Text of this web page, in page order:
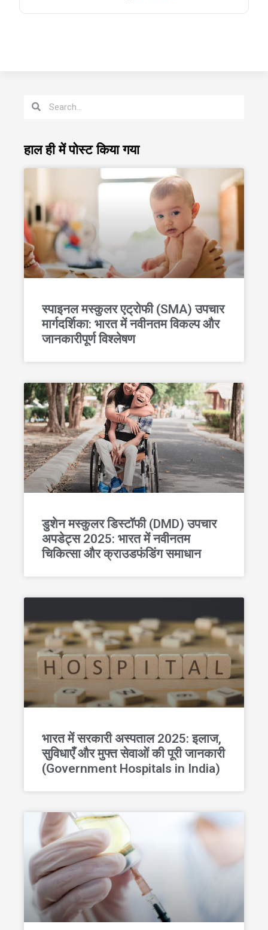
हाल ही में पोस्ट किया गया
स्पाइनल मस्कुलर एट्रोफी (SMA) उपचार
मार्गदर्शिका: भारत में नवीनतम विकल्प और
जानकारीपूर्ण विश्लेषण
डुशेन मस्कुलर डिस्टॉफी (DMD) उपचार
अपडेट्स 2025: भारत में नवीनतम
चिकित्सा और क्राउडफंडिंग समाधान
भारत में सरकारी अस्पताल 2025: इलाज,
सुविधाएँ और मुफ्त सेवाओं की पूरी जानकारी
(Government Hospitals in India)